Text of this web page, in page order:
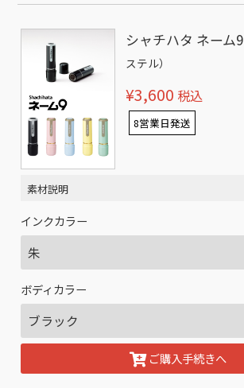
シャチハタ ネーム9
ステル）
¥3,600 税込
8営業日発送
素材説明
インクカラー
ボディカラー
ご購入手続きへ